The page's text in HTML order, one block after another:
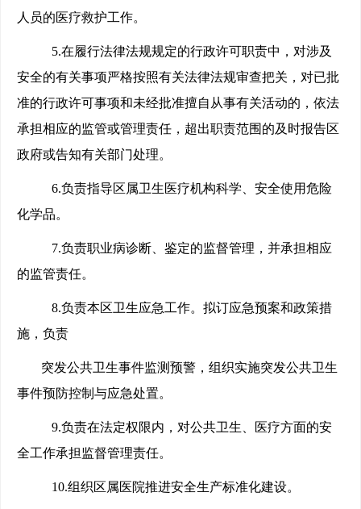
人员的医疗救护工作。
5.在履行法律法规规定的行政许可职责中，对涉及
安全的有关事项严格按照有关法律法规审查把关，对已批
准的行政许可事项和未经批准擅自从事有关活动的，依法
承担相应的监管或管理责任，超出职责范围的及时报告区
政府或告知有关部门处理。
6.负责指导区属卫生医疗机构科学、安全使用危险
化学品。
7.负责职业病诊断、鉴定的监督管理，并承担相应
的监管责任。
8.负责本区卫生应急工作。拟订应急预案和政策措
施，负责
突发公共卫生事件监测预警，组织实施突发公共卫生
事件预防控制与应急处置。
9.负责在法定权限内，对公共卫生、医疗方面的安
全工作承担监督管理责任。
10.组织区属医院推进安全生产标准化建设。